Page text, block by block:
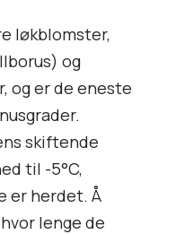
løkblomster,
og
og er de eneste
skiftende
til -5°C,
er herdet. Å
lenge de